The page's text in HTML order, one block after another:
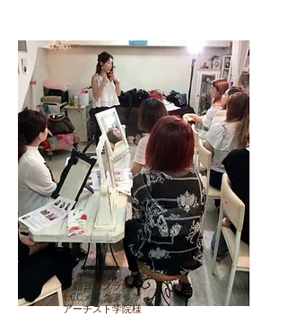
顔ヨガクラス
ECCメイクアップ
アーチスト学院様